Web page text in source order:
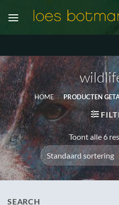
naar
HOME / PRODUCTEN
Toont alle 6
SEARCH